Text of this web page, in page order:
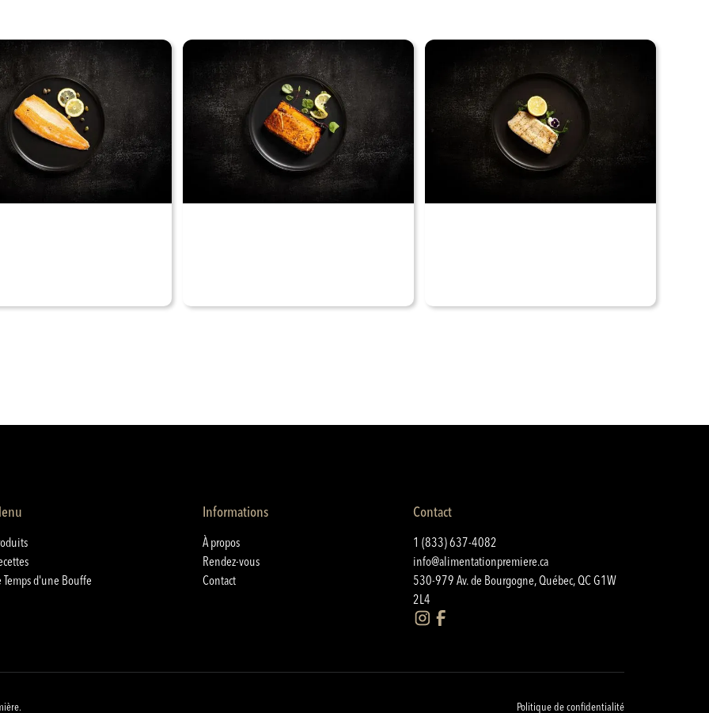
Temps d'une Bouffe
Informations
À propos
Rendez-vous
Contact
Contact
1 (833) 637-4082
info@alimentationpremiere.ca
530-979 Av. de Bourgogne, Québec, QC G1W
2L4
Politique de confidentialité